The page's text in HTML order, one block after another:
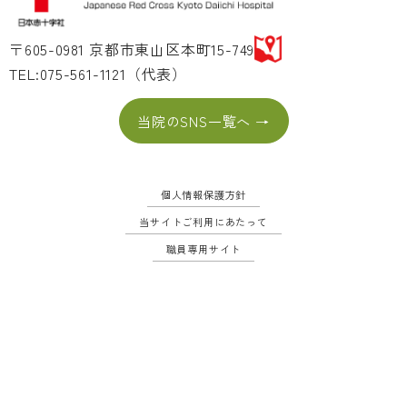
〒605-0981 京都市東山区本町15-749
TEL:075-561-1121（代表）
当院のSNS一覧へ →
個人情報保護方針
当サイトご利用にあたって
職員専用サイト